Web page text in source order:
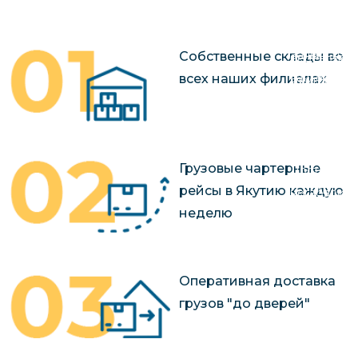
Заявка на
перевозки
Якутию
Доставка
Собственные склады во
всех наших филиалах
Грузовые чартерные
рейсы в Якутию каждую
неделю
Оперативная доставка
грузов "до дверей"